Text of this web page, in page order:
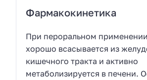
Фармакокинетика
При пероральном
хорошо всасывается из
кишечного тракта и активно
метаболизируется в печени.